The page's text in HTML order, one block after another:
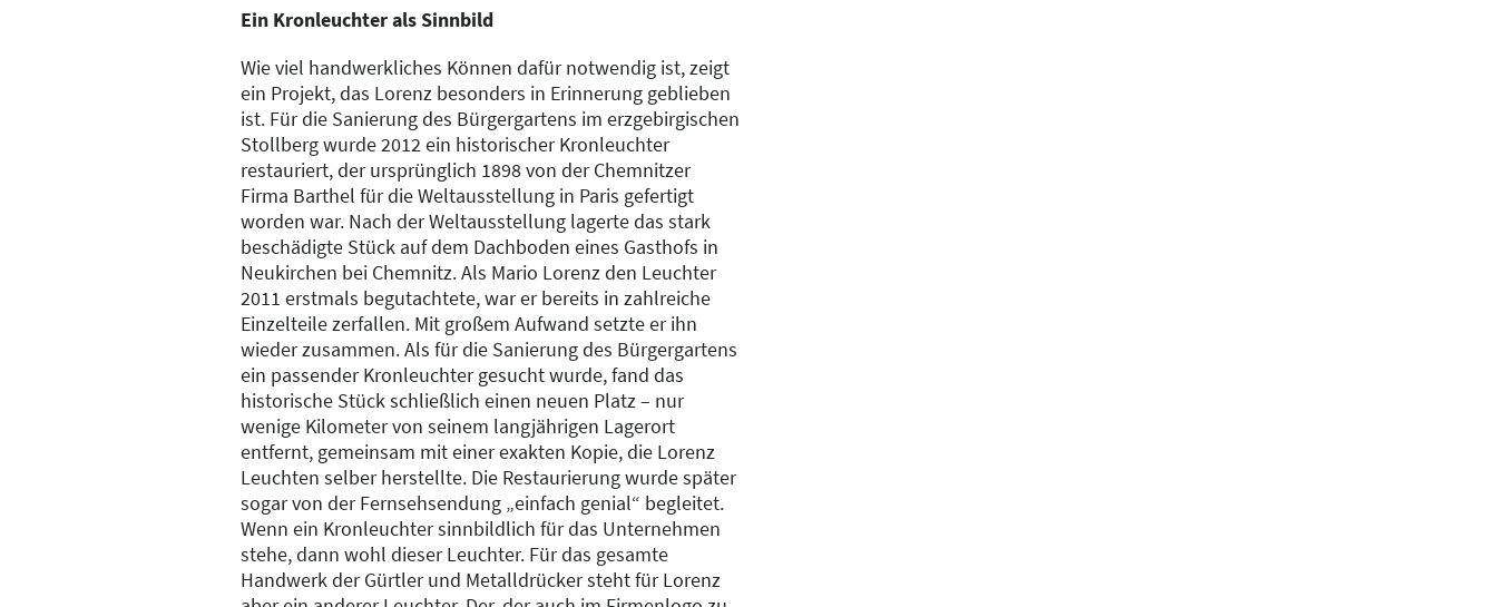
Ein Kronleuchter als Sinnbild
Wie viel handwerkliches Können dafür notwendig ist, zeigt
ein Projekt, das Lorenz besonders in Erinnerung geblieben
ist. Für die Sanierung des Bürgergartens im erzgebirgischen
Stollberg wurde 2012 ein historischer Kronleuchter
restauriert, der ursprünglich 1898 von der Chemnitzer
Firma Barthel für die Weltausstellung in Paris gefertigt
worden war. Nach der Weltausstellung lagerte das stark
beschädigte Stück auf dem Dachboden eines Gasthofs in
Neukirchen bei Chemnitz. Als Mario Lorenz den Leuchter
2011 erstmals begutachtete, war er bereits in zahlreiche
Einzelteile zerfallen. Mit großem Aufwand setzte er ihn
wieder zusammen. Als für die Sanierung des Bürgergartens
ein passender Kronleuchter gesucht wurde, fand das
historische Stück schließlich einen neuen Platz – nur
wenige Kilometer von seinem langjährigen Lagerort
entfernt, gemeinsam mit einer exakten Kopie, die Lorenz
Leuchten selber herstellte. Die Restaurierung wurde später
sogar von der Fernsehsendung „einfach genial“ begleitet.
Wenn ein Kronleuchter sinnbildlich für das Unternehmen
stehe, dann wohl dieser Leuchter. Für das gesamte
Handwerk der Gürtler und Metalldrücker steht für Lorenz